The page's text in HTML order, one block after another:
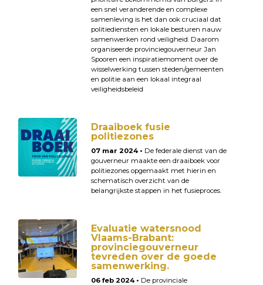
een snel veranderende en complexe
samenleving is het dan ook cruciaal dat
politiediensten en lokale besturen nauw
samenwerken rond veiligheid. Daarom
organiseerde provinciegouverneur Jan
Spooren een inspiratiemoment over de
wisselwerking tussen steden/gemeenten
en politie aan een lokaal integraal
veiligheidsbeleid
Draaiboek fusie
politiezones
07 mar 2024 • De federale dienst van de
gouverneur maakte een draaiboek voor
politiezones opgemaakt met hierin en
schematisch overzicht van de
belangrijkste stappen in het fusieproces.
Evaluatie watersnood
Vlaams-Brabant:
provinciegouverneur
tevreden over de goede
samenwerking.
06 feb 2024 • De provinciale